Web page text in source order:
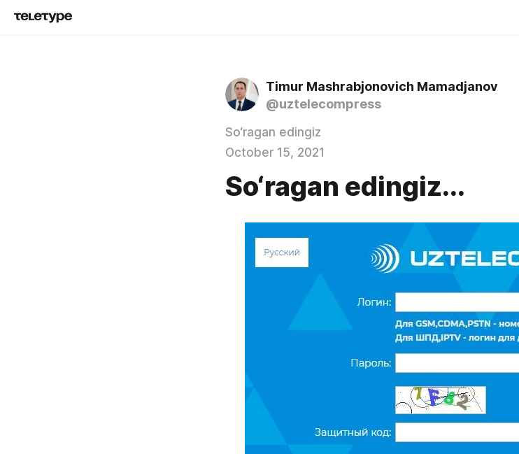
Timur Mashrabjonovich Mamadjanov
@uztelecompress
So‘ragan edingiz
October 15, 2021
So‘ragan edingiz...